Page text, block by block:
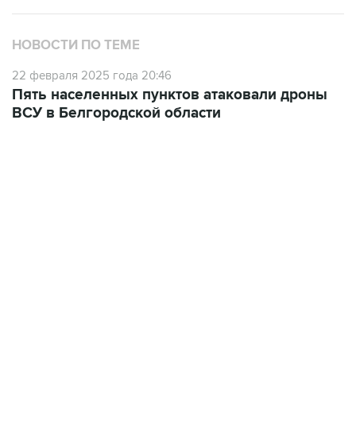
НОВОСТИ ПО ТЕМЕ
22 февраля 2025 года 20:46
Пять населенных пунктов атаковали дроны
ВСУ в Белгородской области